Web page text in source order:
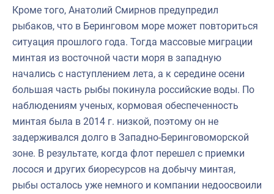
Кроме того, Анатолий Смирнов предупредил
рыбаков, что в Беринговом море может повториться
ситуация прошлого года. Тогда массовые миграции
минтая из восточной части моря в западную
начались с наступлением лета, а к середине осени
большая часть рыбы покинула российские воды. По
наблюдениям ученых, кормовая обеспеченность
минтая была в 2014 г. низкой, поэтому он не
задерживался долго в Западно-Беринговоморской
зоне. В результате, когда флот перешел с приемки
лосося и других биоресурсов на добычу минтая,
рыбы осталось уже немного и компании недоосвоили